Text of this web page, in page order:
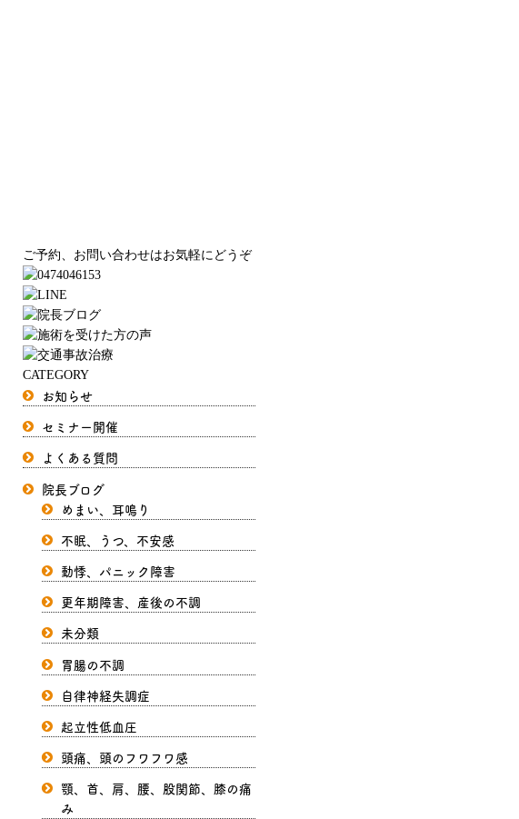
ご予約、お問い合わせはお気軽にどうぞ
CATEGORY
お知らせ
セミナー開催
よくある質問
院長ブログ
めまい、耳鳴り
不眠、うつ、不安感
動悸、パニック障害
更年期障害、産後の不調
未分類
胃腸の不調
自律神経失調症
起立性低血圧
頭痛、頭のフワフワ感
顎、首、肩、腰、股関節、膝の痛
み